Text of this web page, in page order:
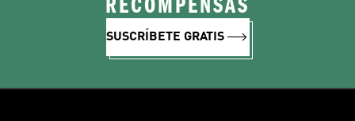
RECOMPENSAS
SUSCRÍBETE GRATIS